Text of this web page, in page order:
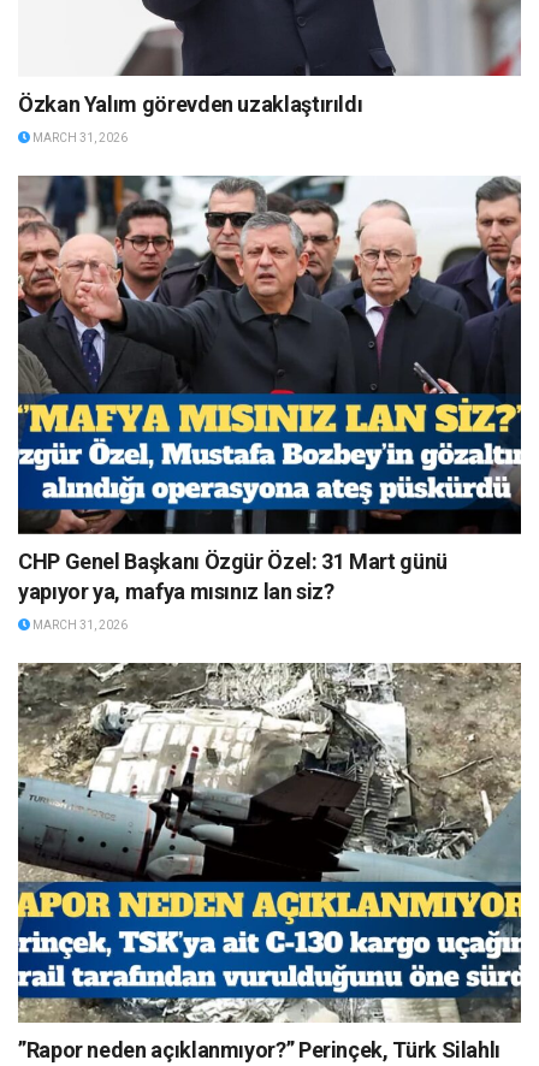
Özkan Yalım görevden uzaklaştırıldı
MARCH 31, 2026
CHP Genel Başkanı Özgür Özel: 31 Mart günü
yapıyor ya, mafya mısınız lan siz?
MARCH 31, 2026
”Rapor neden açıklanmıyor?” Perinçek, Türk Silahlı